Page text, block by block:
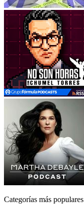
Categorías más populares